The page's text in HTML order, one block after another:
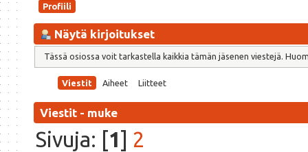
Profiili
Näytä kirjoitukset
Tässä osiossa voit tarkastella kaikkia tämän jäsenen viestejä.
Viestit Aiheet Liitteet
Viestit - muke
Sivuja: [1] 2